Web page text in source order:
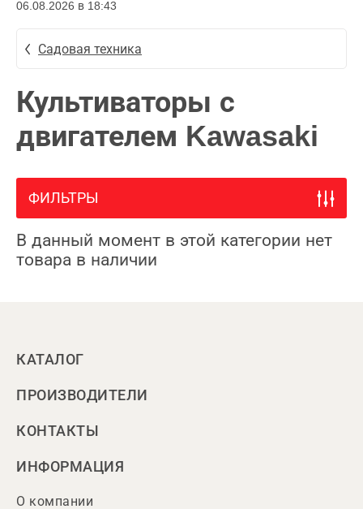
06.08.2026 в 18:43
Садовая техника
Культиваторы с
двигателем Kawasaki
ФИЛЬТРЫ
В данный момент в этой категории нет
товара в наличии
КАТАЛОГ
ПРОИЗВОДИТЕЛИ
КОНТАКТЫ
ИНФОРМАЦИЯ
О компании